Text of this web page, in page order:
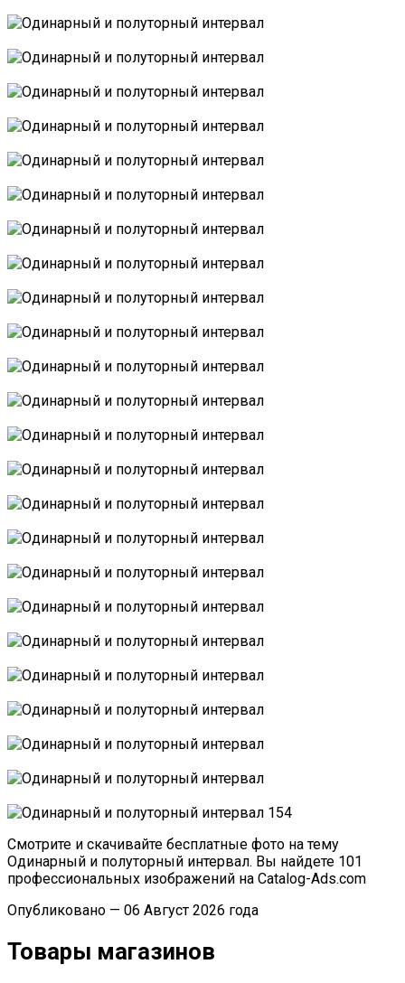
Смотрите и скачивайте бесплатные фото на тему
Одинарный и полуторный интервал. Вы найдете 101
профессиональных изображений на Catalog-Ads.com
Опубликовано — 06 Август 2026 года
Товары магазинов